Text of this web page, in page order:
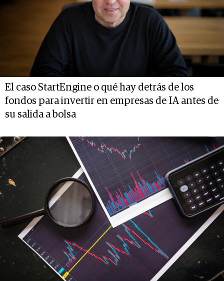
El caso StartEngine o qué hay detrás de los
fondos para invertir en empresas de IA antes de
su salida a bolsa